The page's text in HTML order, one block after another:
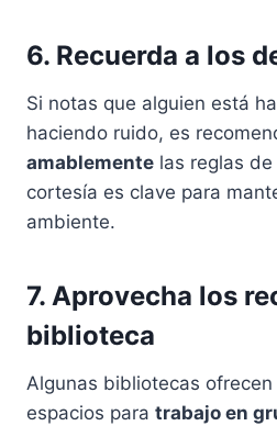
6. Recuerda a los
Si notas que alguien está
haciendo ruido, es
amablemente las reglas
cortesía es clave para
ambiente.
7. Aprovecha los
biblioteca
Algunas bibliotecas ofrecen
espacios para trabajo en